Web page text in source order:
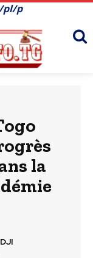
pl/p
la